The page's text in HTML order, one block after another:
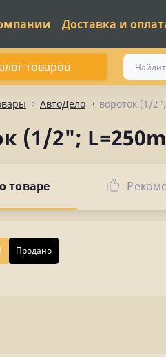
Доставка и
товаров
АвтоДело вороток (1/
(1/2";
товаре
Продано